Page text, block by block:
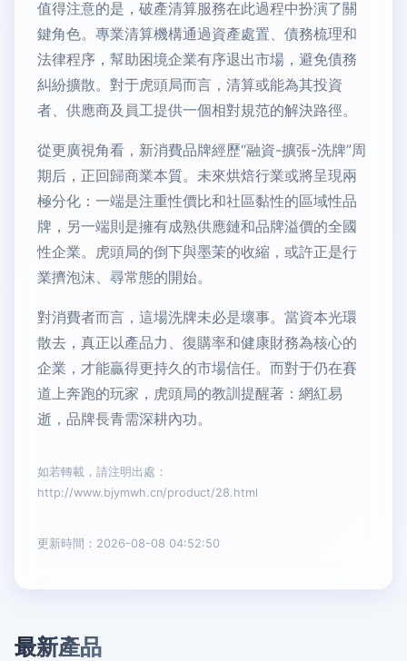
值得注意的是，破產清算服務在此過程中扮演了關
鍵角色。專業清算機構通過資產處置、債務梳理和
法律程序，幫助困境企業有序退出市場，避免債務
糾紛擴散。對于虎頭局而言，清算或能為其投資
者、供應商及員工提供一個相對規范的解決路徑。
從更廣視角看，新消費品牌經歷“融資-擴張-洗牌”周
期后，正回歸商業本質。未來烘焙行業或將呈現兩
極分化：一端是注重性價比和社區黏性的區域性品
牌，另一端則是擁有成熟供應鏈和品牌溢價的全國
性企業。虎頭局的倒下與墨茉的收縮，或許正是行
業擠泡沫、尋常態的開始。
對消費者而言，這場洗牌未必是壞事。當資本光環
散去，真正以產品力、復購率和健康財務為核心的
企業，才能贏得更持久的市場信任。而對于仍在賽
道上奔跑的玩家，虎頭局的教訓提醒著：網紅易
逝，品牌長青需深耕內功。
如若轉載，請注明出處：
http://www.bjymwh.cn/product/28.html
更新時間：2026-08-08 04:52:50
最新產品